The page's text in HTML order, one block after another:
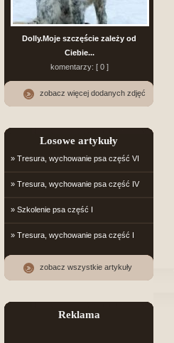
Dolly.Moje szczęście zależy od
Ciebie...
komentarzy: [ 0 ]
zobacz więcej dodanych zdjęć
Losowe artykuły
» Tresura, wychowanie psa część VI
» Tresura, wychowanie psa część IV
» Szkolenie psa część I
» Tresura, wychowanie psa część I
zobacz wszystkie artykuły
Reklama